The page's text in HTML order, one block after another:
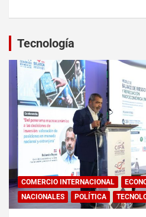
Tecnología
COMERCIO INTERNACIONAL
NACIONALES
POLÍTICA